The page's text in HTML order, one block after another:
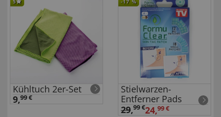
5
Kühltuch 2er-Set
9,99 €
-17 %
Stielwarzen-
Entferner Pads
29,99 €24,99 €